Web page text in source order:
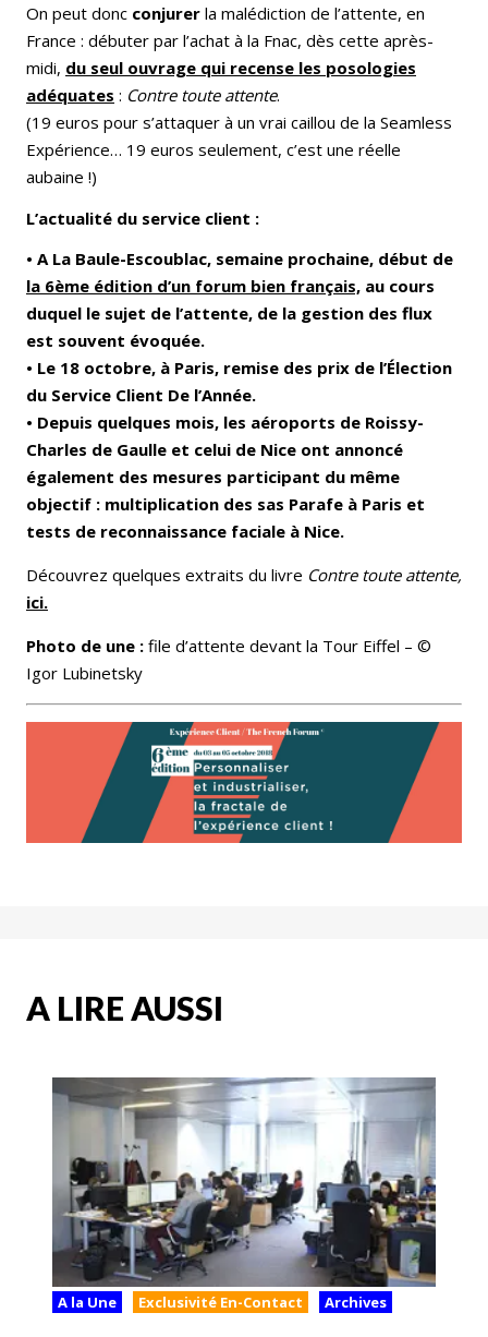
On peut donc conjurer la malédiction de l’attente, en
France : débuter par l’achat à la Fnac, dès cette après-
midi, du seul ouvrage qui recense les posologies
adéquates : Contre toute attente.
(19 euros pour s’attaquer à un vrai caillou de la Seamless
Expérience… 19 euros seulement, c’est une réelle
aubaine !)
L’actualité du service client :
• A La Baule-Escoublac, semaine prochaine, début de
la 6ème édition d’un forum bien français, au cours
duquel le sujet de l’attente, de la gestion des flux
est souvent évoquée.
• Le 18 octobre, à Paris, remise des prix de l’Élection
du Service Client De l’Année.
• Depuis quelques mois, les aéroports de Roissy-
Charles de Gaulle et celui de Nice ont annoncé
également des mesures participant du même
objectif : multiplication des sas Parafe à Paris et
tests de reconnaissance faciale à Nice.
Découvrez quelques extraits du livre Contre toute attente,
ici.
Photo de une : file d’attente devant la Tour Eiffel – ©
Igor Lubinetsky
A LIRE AUSSI
A la Une Exclusivité En-Contact Archives